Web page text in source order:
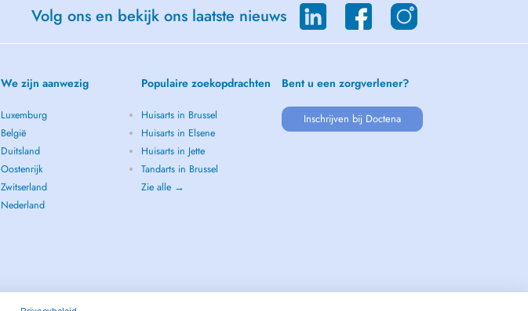
Volg ons en bekijk ons laatste nieuws
We zijn aanwezig
Luxemburg
België
Duitsland
Oostenrijk
Zwitserland
Nederland
Populaire zoekopdrachten
Huisarts in Brussel
Huisarts in Elsene
Huisarts in Jette
Tandarts in Brussel
Zie alle →
Bent u een zorgverlener?
Inschrijven bij Doctena